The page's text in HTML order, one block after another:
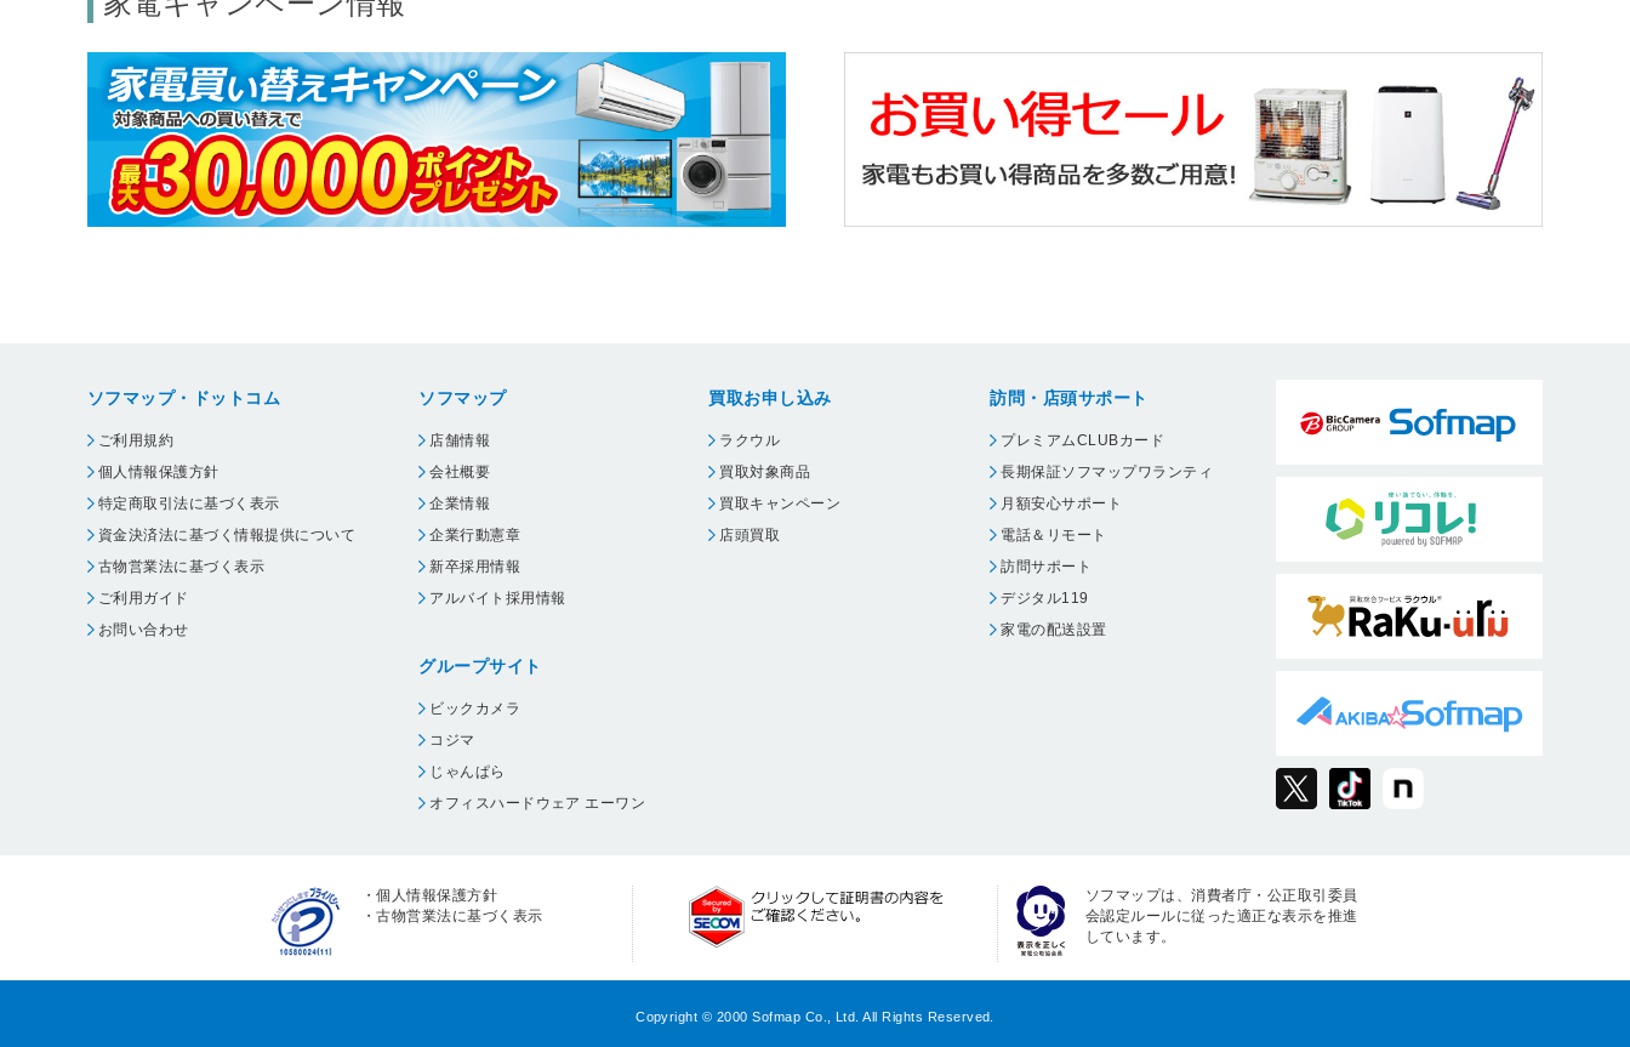
ソフマップ・ドットコム
ご利用規約
個人情報保護方針
特定商取引法に基づく表示
資金決済法に基づく情報提供について
古物営業法に基づく表示
ご利用ガイド
お問い合わせ
ソフマップ
店舗情報
会社概要
企業情報
企業行動憲章
新卒採用情報
アルバイト採用情報
グループサイト
ビックカメラ
コジマ
じゃんぱら
オフィスハードウェア エーワン
買取お申し込み
ラクウル
買取対象商品
買取キャンペーン
店頭買取
訪問・店頭サポート
プレミアムCLUBカード
長期保証ソフマップワランティ
月額安心サポート
電話＆リモート
訪問サポート
デジタル119
家電の配送設置
・個人情報保護方針
・古物営業法に基づく表示
ソフマップは、消費者庁・公正取引委員
会認定ルールに従った適正な表示を推進
しています。
Copyright © 2000 Sofmap Co., Ltd. All Rights Reserved.